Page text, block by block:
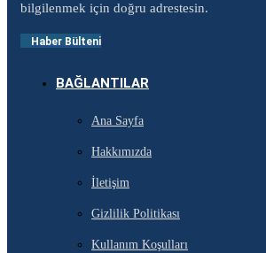
bilgilenmek için doğru adrestesin.
Haber Bülteni
BAĞLANTILAR
Ana Sayfa
Hakkımızda
İletişim
Gizlilik Politikası
Kullanım Koşulları